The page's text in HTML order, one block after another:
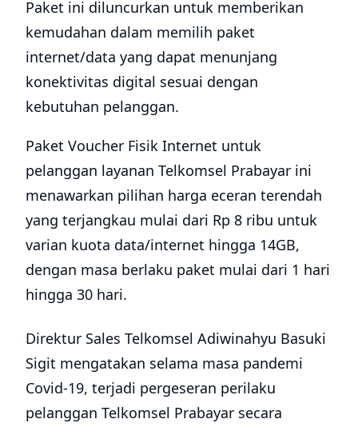
Paket ini diluncurkan untuk memberikan
kemudahan dalam memilih paket
internet/data yang dapat menunjang
konektivitas digital sesuai dengan
kebutuhan pelanggan.
Paket Voucher Fisik Internet untuk
pelanggan layanan Telkomsel Prabayar ini
menawarkan pilihan harga eceran terendah
yang terjangkau mulai dari Rp 8 ribu untuk
varian kuota data/internet hingga 14GB,
dengan masa berlaku paket mulai dari 1 hari
hingga 30 hari.
Direktur Sales Telkomsel Adiwinahyu Basuki
Sigit mengatakan selama masa pandemi
Covid-19, terjadi pergeseran perilaku
pelanggan Telkomsel Prabayar secara